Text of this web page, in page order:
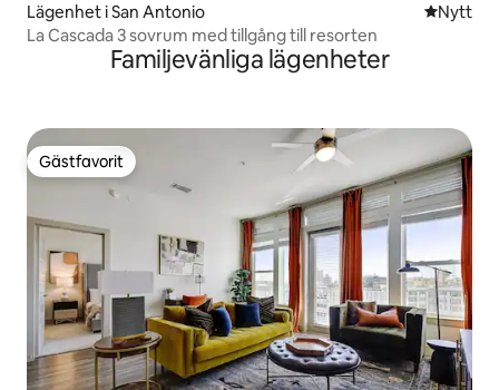
Lägenhet i San Antonio NyttNytt
La Cascada 3 sovrum med tillgång till resorten
Familjevänliga lägenheter
Gästfavorit
Gästfavorit